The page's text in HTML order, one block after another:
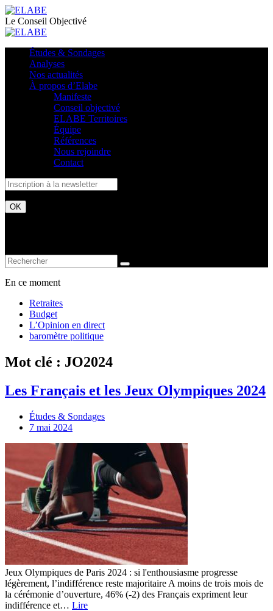
Le Conseil Objectivé
Études & Sondages
Analyses
Nos actualités
À propos d’Elabe
Manifeste
Conseil objectivé
ELABE Territoires
Équipe
Références
Nous rejoindre
Contact
En ce moment
Retraites
Budget
L’Opinion en direct
baromètre politique
Mot clé : JO2024
Les Français et les Jeux Olympiques 2024
Études & Sondages
7 mai 2024
Jeux Olympiques de Paris 2024 : si l'enthousiasme progresse
légèrement, l’indifférence reste majoritaire A moins de trois mois de
la cérémonie d’ouverture, 46% (-2) des Français expriment leur
indifférence et… Lire